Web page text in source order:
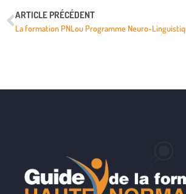
ARTICLE PRÉCÉDENT
La formation PNLou Programme Neuro-